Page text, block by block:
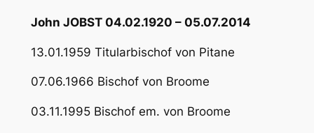
John JOBST 04.02.1920 – 05.07.2014
13.01.1959 Titularbischof von Pitane
07.06.1966 Bischof von Broome
03.11.1995 Bischof em. von Broome